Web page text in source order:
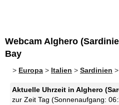
Webcam Alghero
Bay
> Europa > Italien > Sardinien >
Aktuelle Uhrzeit in Alghero
zur Zeit Tag (Sonnenaufgang: